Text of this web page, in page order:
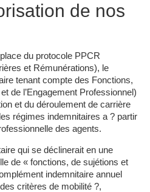
de nos
du protocole PPCR
et Rémunérations), le
tenant compte des Fonctions,
de l’Engagement Professionnel)
et du déroulement de carrière
régimes indemnitaires a ? partir
des agents.
qui se déclinerait en une
de « fonctions, de sujétions et
indemnitaire annuel
critères de mobilité ?,